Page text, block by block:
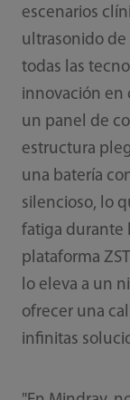
escenarios
ultrasonido
todas las
innovación en
un panel de
estructura
una batería
silencioso, lo
fatiga durante
plataforma
lo eleva a un
ofrecer una
infinitas